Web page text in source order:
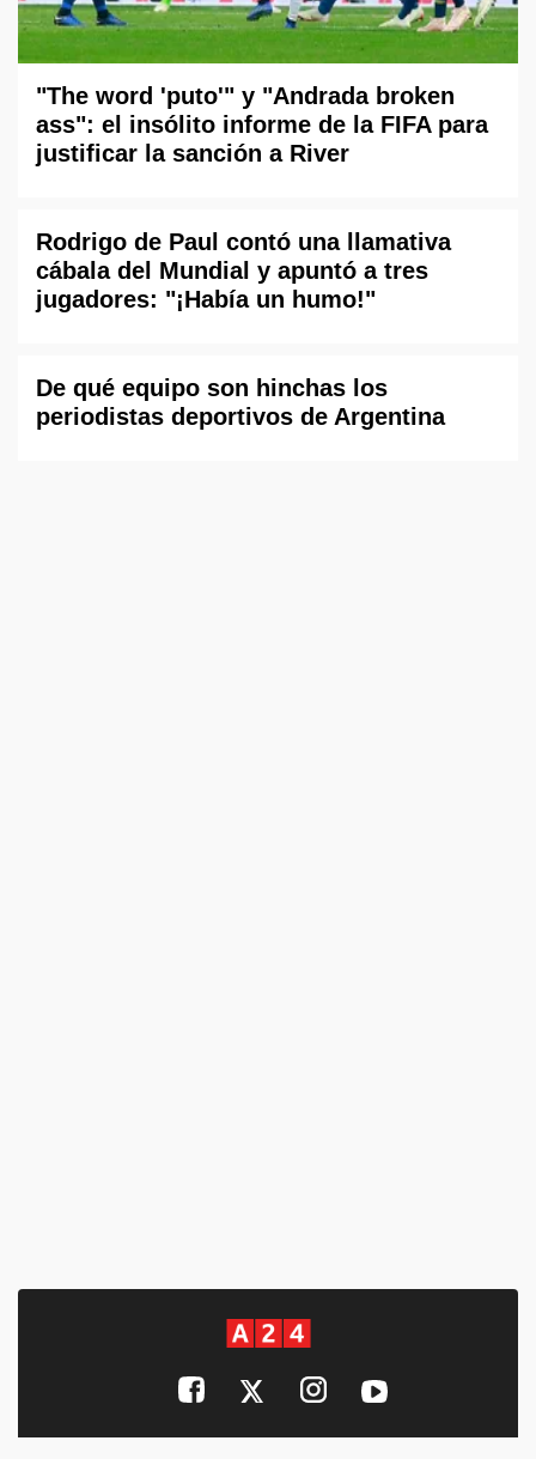
"The word 'puto'" y "Andrada broken
ass": el insólito informe de la FIFA para
justificar la sanción a River
Rodrigo de Paul contó una llamativa
cábala del Mundial y apuntó a tres
jugadores: "¡Había un humo!"
De qué equipo son hinchas los
periodistas deportivos de Argentina